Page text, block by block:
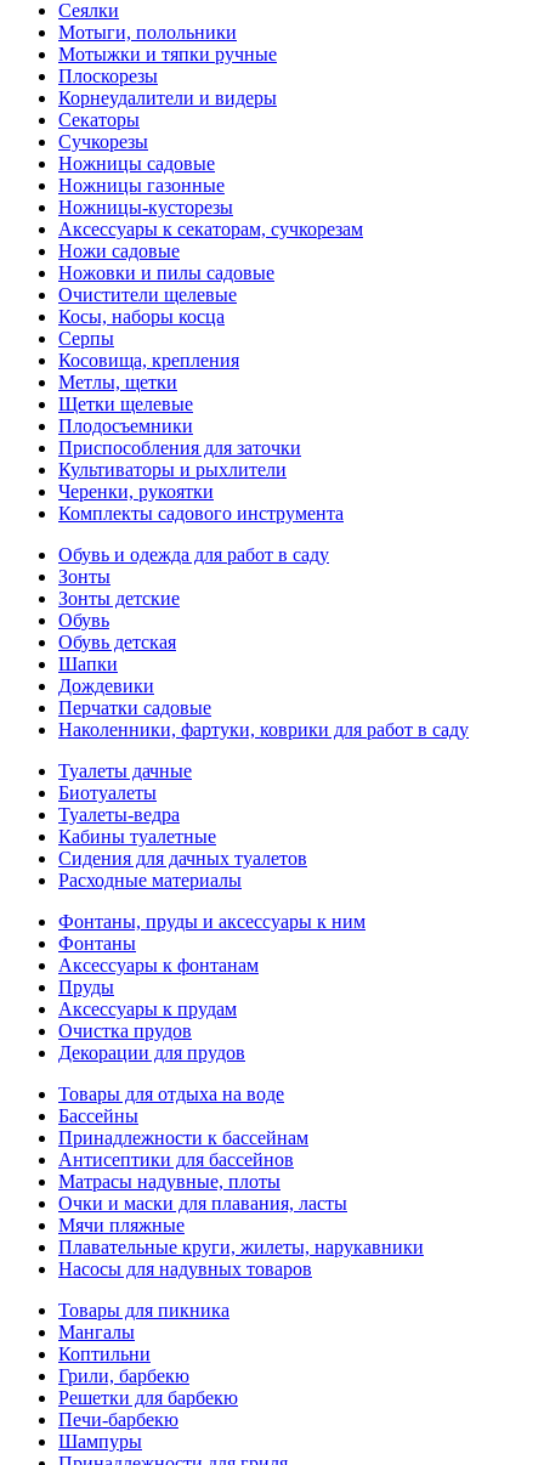
Сеялки
Мотыги, полольники
Мотыжки и тяпки ручные
Плоскорезы
Корнеудалители и видеры
Секаторы
Сучкорезы
Ножницы садовые
Ножницы газонные
Ножницы-кусторезы
Аксессуары к секаторам, сучкорезам
Ножи садовые
Ножовки и пилы садовые
Очистители щелевые
Косы, наборы косца
Серпы
Косовища, крепления
Метлы, щетки
Щетки щелевые
Плодосъемники
Приспособления для заточки
Культиваторы и рыхлители
Черенки, рукоятки
Комплекты садового инструмента
Обувь и одежда для работ в саду
Зонты
Зонты детские
Обувь
Обувь детская
Шапки
Дождевики
Перчатки садовые
Наколенники, фартуки, коврики для работ в саду
Туалеты дачные
Биотуалеты
Туалеты-ведра
Кабины туалетные
Сидения для дачных туалетов
Расходные материалы
Фонтаны, пруды и аксессуары к ним
Фонтаны
Аксессуары к фонтанам
Пруды
Аксессуары к прудам
Очистка прудов
Декорации для прудов
Товары для отдыха на воде
Бассейны
Принадлежности к бассейнам
Антисептики для бассейнов
Матраcы надувные, плоты
Очки и маски для плавания, ласты
Мячи пляжные
Плавательные круги, жилеты, нарукавники
Насосы для надувных товаров
Товары для пикника
Мангалы
Коптильни
Грили, барбекю
Решетки для барбекю
Печи-барбекю
Шампуры